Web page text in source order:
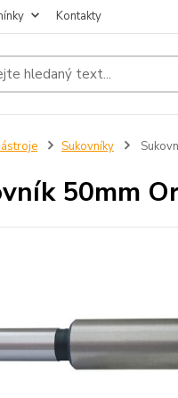
Kontakty
Sukovníky
50mm